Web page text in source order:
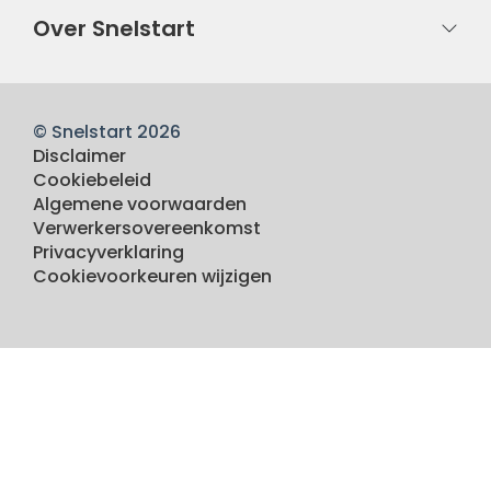
Over Snelstart
© Snelstart 2026
Disclaimer
Cookiebeleid
Algemene voorwaarden
Verwerkersovereenkomst
Privacyverklaring
Cookievoorkeuren wijzigen